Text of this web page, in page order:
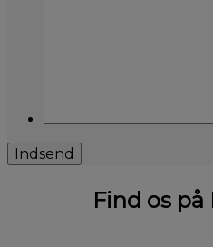
Find os på